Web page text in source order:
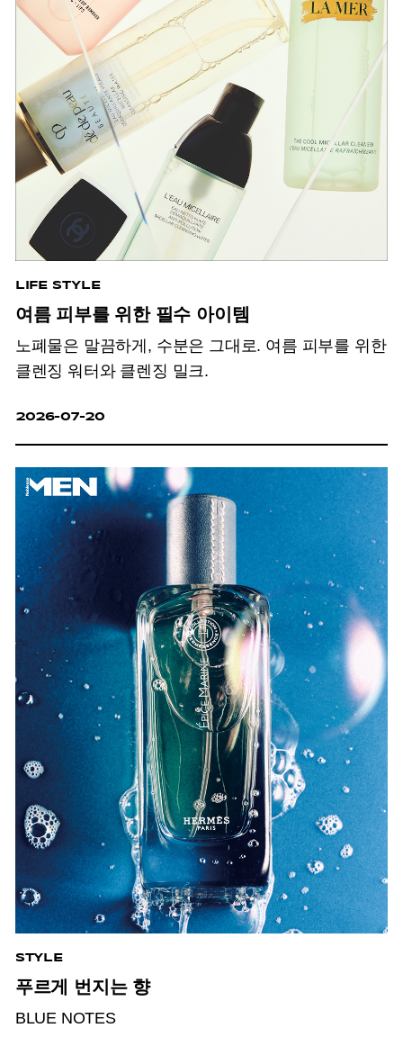
LIFE STYLE
여름 피부를 위한 필수 아이템
노폐물은 말끔하게, 수분은 그대로. 여름 피부를 위한
클렌징 워터와 클렌징 밀크.
2026-07-20
STYLE
푸르게 번지는 향
BLUE NOTES